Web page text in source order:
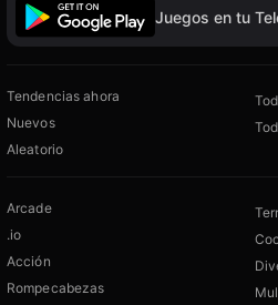
Juegos en tu
Tendencias ahora
Nuevos
Aleatorio
Arcade
.io
Acción
Rompecabezas